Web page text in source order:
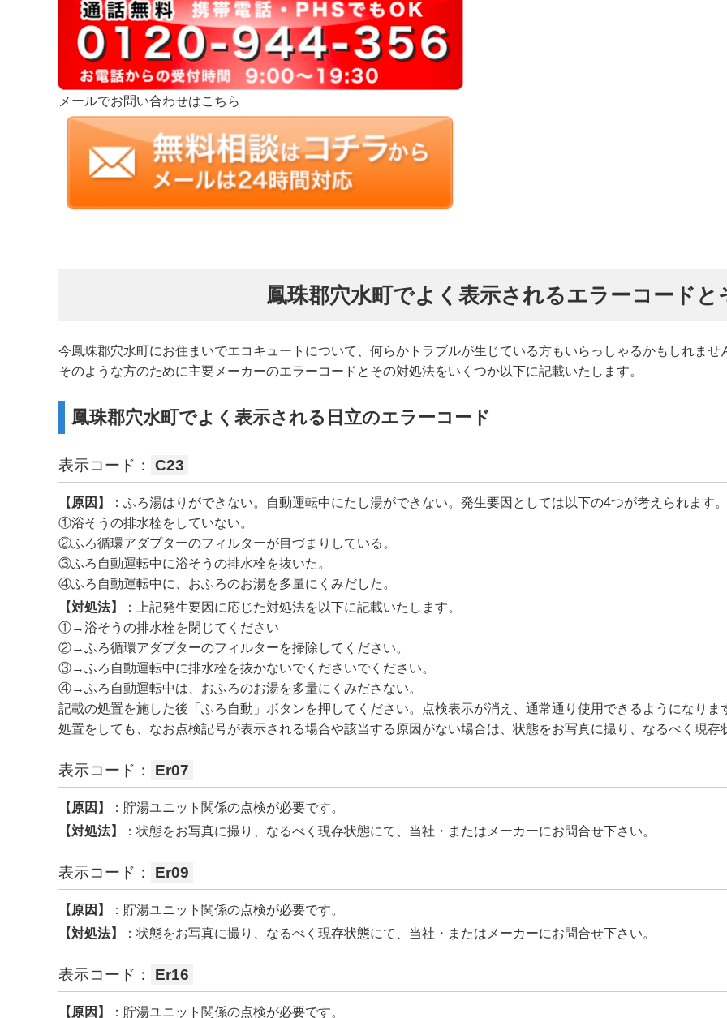
メールでお問い合わせはこちら
鳳珠郡穴水町でよく表示されるエラーコードと
今鳳珠郡穴水町にお住まいでエコキュートについて、何らかトラブルが生じている方もいらっしゃるかもしれませ
そのような方のために主要メーカーのエラーコードとその対処法をいくつか以下に記載いたします。
鳳珠郡穴水町でよく表示される日立のエラーコード
表示コード： C23
【原因】
：ふろ湯はりができない。自動運転中にたし湯ができない。発生要因としては以下の4つが考えられます。
①浴そうの排水栓をしていない。
②ふろ循環アダプターのフィルターが目づまりしている。
③ふろ自動運転中に浴そうの排水栓を抜いた。
④ふろ自動運転中に、おふろのお湯を多量にくみだした。
【対処法】
：上記発生要因に応じた対処法を以下に記載いたします。
①→浴そうの排水栓を閉じてください
②→ふろ循環アダプターのフィルターを掃除してください。
③→ふろ自動運転中に排水栓を抜かないでくださいでください。
④→ふろ自動運転中は、おふろのお湯を多量にくみださない。
記載の処置を施した後「ふろ自動」ボタンを押してください。点検表示が消え、通常通り使用できるようになりま
処置をしても、なお点検記号が表示される場合や該当する原因がない場合は、状態をお写真に撮り、なるべく現存
表示コード： Er07
【原因】
：貯湯ユニット関係の点検が必要です。
【対処法】
：状態をお写真に撮り、なるべく現存状態にて、当社・またはメーカーにお問合せ下さい。
表示コード： Er09
【原因】
：貯湯ユニット関係の点検が必要です。
【対処法】
：状態をお写真に撮り、なるべく現存状態にて、当社・またはメーカーにお問合せ下さい。
表示コード： Er16
【原因】 ：貯湯ユニット関係の点検が必要です。